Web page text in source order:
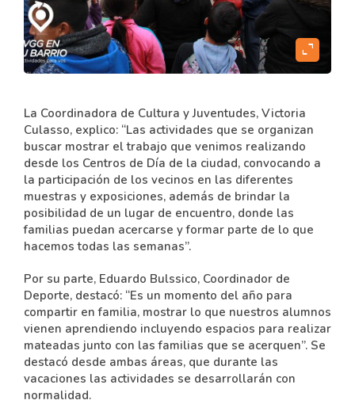
expand_content
La Coordinadora de Cultura y Juventudes, Victoria
Culasso, explico: “Las actividades que se organizan
buscar mostrar el trabajo que venimos realizando
desde los Centros de Día de la ciudad, convocando a
la participación de los vecinos en las diferentes
muestras y exposiciones, además de brindar la
posibilidad de un lugar de encuentro, donde las
familias puedan acercarse y formar parte de lo que
hacemos todas las semanas”.
Por su parte, Eduardo Bulssico, Coordinador de
Deporte, destacó: “Es un momento del año para
compartir en familia, mostrar lo que nuestros alumnos
vienen aprendiendo incluyendo espacios para realizar
mateadas junto con las familias que se acerquen”. Se
destacó desde ambas áreas, que durante las
vacaciones las actividades se desarrollarán con
normalidad.